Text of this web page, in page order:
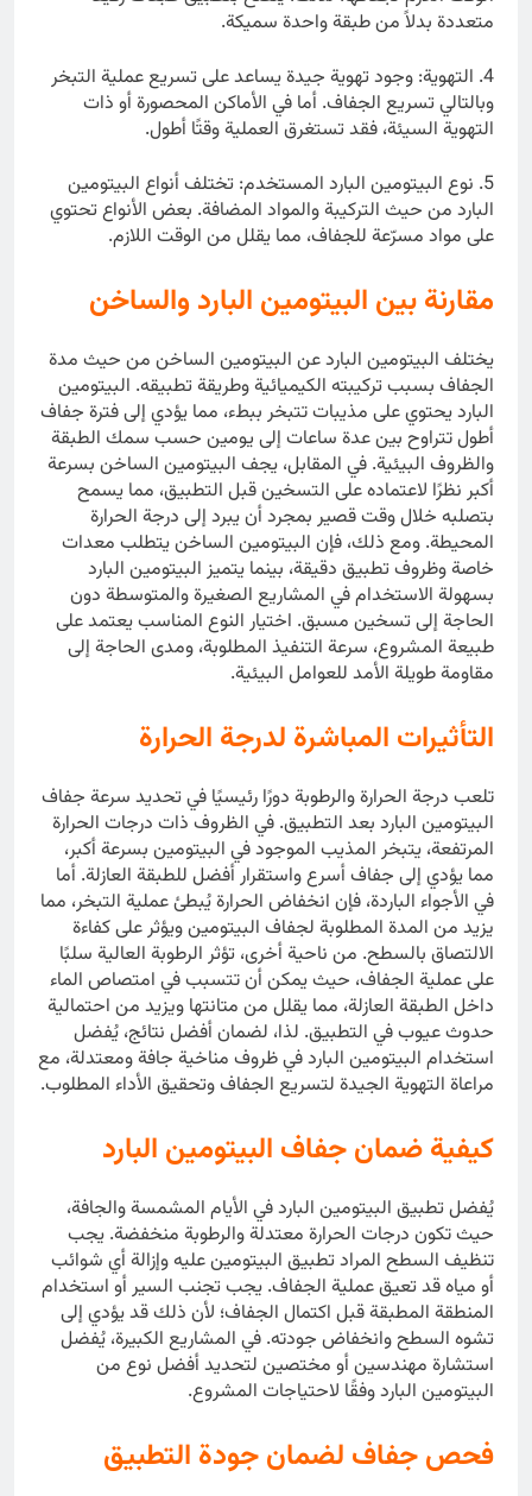
متعددة بدلاً من طبقة واحدة سميكة.
4. التهوية: وجود تهوية جيدة يساعد على تسريع عملية التبخر
وبالتالي تسريع الجفاف. أما في الأماكن المحصورة أو ذات
التهوية السيئة، فقد تستغرق العملية وقتًا أطول.
5. نوع البيتومين البارد المستخدم: تختلف أنواع البيتومين
البارد من حيث التركيبة والمواد المضافة. بعض الأنواع تحتوي
على مواد مسرّعة للجفاف، مما يقلل من الوقت اللازم.
مقارنة بين البيتومين البارد والساخن
يختلف البيتومين البارد عن البيتومين الساخن من حيث مدة
الجفاف بسبب تركيبته الكيميائية وطريقة تطبيقه. البيتومين
البارد يحتوي على مذيبات تتبخر ببطء، مما يؤدي إلى فترة جفاف
أطول تتراوح بين عدة ساعات إلى يومين حسب سمك الطبقة
والظروف البيئية. في المقابل، يجف البيتومين الساخن بسرعة
أكبر نظرًا لاعتماده على التسخين قبل التطبيق، مما يسمح
بتصلبه خلال وقت قصير بمجرد أن يبرد إلى درجة الحرارة
المحيطة. ومع ذلك، فإن البيتومين الساخن يتطلب معدات
خاصة وظروف تطبيق دقيقة، بينما يتميز البيتومين البارد
بسهولة الاستخدام في المشاريع الصغيرة والمتوسطة دون
الحاجة إلى تسخين مسبق. اختيار النوع المناسب يعتمد على
طبيعة المشروع، سرعة التنفيذ المطلوبة، ومدى الحاجة إلى
مقاومة طويلة الأمد للعوامل البيئية.
التأثيرات المباشرة لدرجة الحرارة
تلعب درجة الحرارة والرطوبة دورًا رئيسيًا في تحديد سرعة جفاف
البيتومين البارد بعد التطبيق. في الظروف ذات درجات الحرارة
المرتفعة، يتبخر المذيب الموجود في البيتومين بسرعة أكبر،
مما يؤدي إلى جفاف أسرع واستقرار أفضل للطبقة العازلة. أما
في الأجواء الباردة، فإن انخفاض الحرارة يُبطئ عملية التبخر، مما
يزيد من المدة المطلوبة لجفاف البيتومين ويؤثر على كفاءة
الالتصاق بالسطح. من ناحية أخرى، تؤثر الرطوبة العالية سلبًا
على عملية الجفاف، حيث يمكن أن تتسبب في امتصاص الماء
داخل الطبقة العازلة، مما يقلل من متانتها ويزيد من احتمالية
حدوث عيوب في التطبيق. لذا، لضمان أفضل نتائج، يُفضل
استخدام البيتومين البارد في ظروف مناخية جافة ومعتدلة، مع
مراعاة التهوية الجيدة لتسريع الجفاف وتحقيق الأداء المطلوب.
كيفية ضمان جفاف البيتومين البارد
يُفضل تطبيق البيتومين البارد في الأيام المشمسة والجافة،
حيث تكون درجات الحرارة معتدلة والرطوبة منخفضة. يجب
تنظيف السطح المراد تطبيق البيتومين عليه وإزالة أي شوائب
أو مياه قد تعيق عملية الجفاف. يجب تجنب السير أو استخدام
المنطقة المطبقة قبل اكتمال الجفاف؛ لأن ذلك قد يؤدي إلى
تشوه السطح وانخفاض جودته. في المشاريع الكبيرة، يُفضل
استشارة مهندسين أو مختصين لتحديد أفضل نوع من
البيتومين البارد وفقًا لاحتياجات المشروع.
فحص جفاف لضمان جودة التطبيق